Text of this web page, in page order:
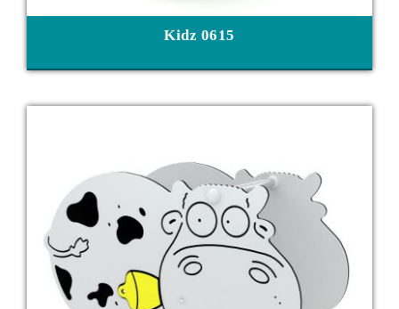
Kidz 0615